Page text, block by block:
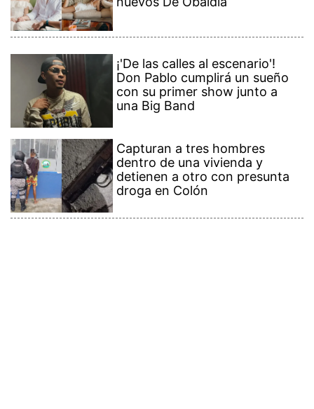
¡'De las calles al escenario'!
Don Pablo cumplirá un sueño
con su primer show junto a
una Big Band
Capturan a tres hombres
dentro de una vivienda y
detienen a otro con presunta
droga en Colón